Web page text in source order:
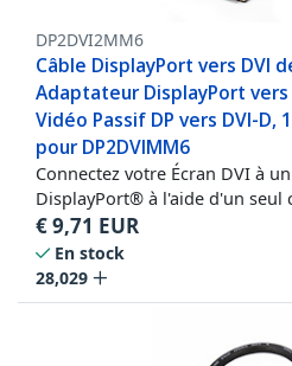
DP2DVI2MM6
Câble DisplayPort vers DVI
Adaptateur DisplayPort
Vidéo Passif DP vers DVI-D,
pour DP2DVIMM6
Connectez votre Écran DVI à
DisplayPort® à l'aide d'un seul
€9,71 EUR
En stock
28,029